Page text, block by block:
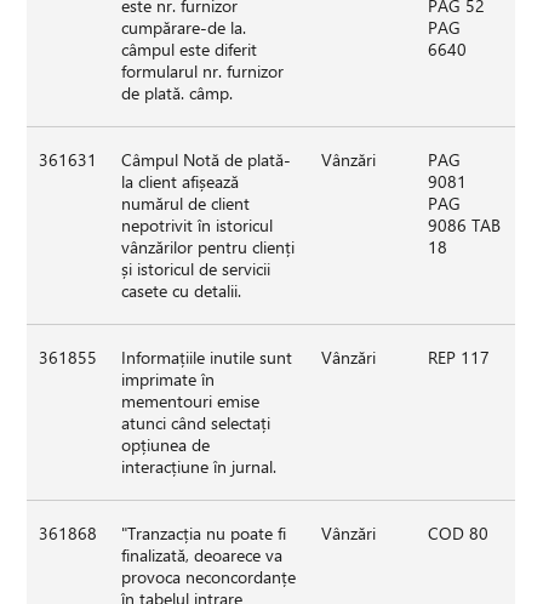
este nr. furnizor
cumpărare-de la.
câmpul este diferit
formularul nr. furnizor
de plată. câmp.
PAG 52
PAG
6640
361631
Câmpul Notă de plată-
la client afișează
numărul de client
nepotrivit în istoricul
vânzărilor pentru clienți
și istoricul de servicii
casete cu detalii.
Vânzări
PAG
9081
PAG
9086 TAB
18
361855
Informațiile inutile sunt
imprimate în
mementouri emise
atunci când selectați
opțiunea de
interacțiune în jurnal.
Vânzări REP 117
361868
"Tranzacția nu poate fi
finalizată, deoarece va
provoca neconcordanțe
în tabelul intrare
Vânzări COD 80